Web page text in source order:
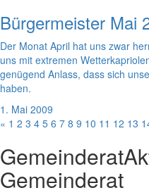
Bürgermeister Mai
Der Monat April hat uns zwar
uns mit extremen
genügend Anlass, dass sich
haben.
1. Mai 2009
« 1 2 3 4 5 6 7 8 9 10 11 12 13
Gemeinderat
Gemeinderat